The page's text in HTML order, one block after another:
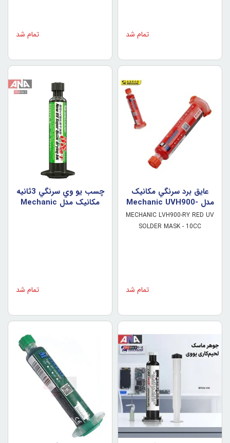
تمام شد تمام شد
عايق برد سرنگي مکانيک
مدل Mechanic UVH900-
RY (قرمز)
MECHANIC LVH900-RY RED UV
SOLDER MASK - 10CC
تمام شد
چسب يو وي سرنگي 3ثانيه
مکانيک مدل Mechanic
تمام شد